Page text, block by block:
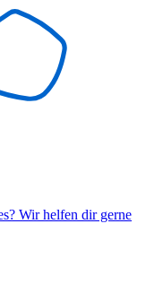
Wir helfen dir gerne